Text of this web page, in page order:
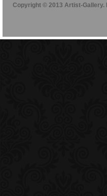
Copyright © 2013 Artist-Gallery.